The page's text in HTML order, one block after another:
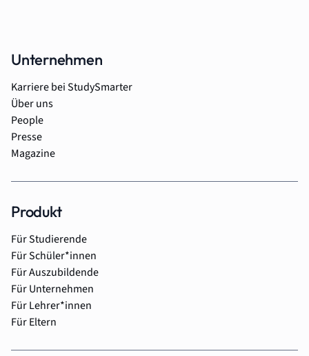
Unternehmen
Karriere bei StudySmarter
Über uns
People
Presse
Magazine
Produkt
Für Studierende
Für Schüler*innen
Für Auszubildende
Für Unternehmen
Für Lehrer*innen
Für Eltern